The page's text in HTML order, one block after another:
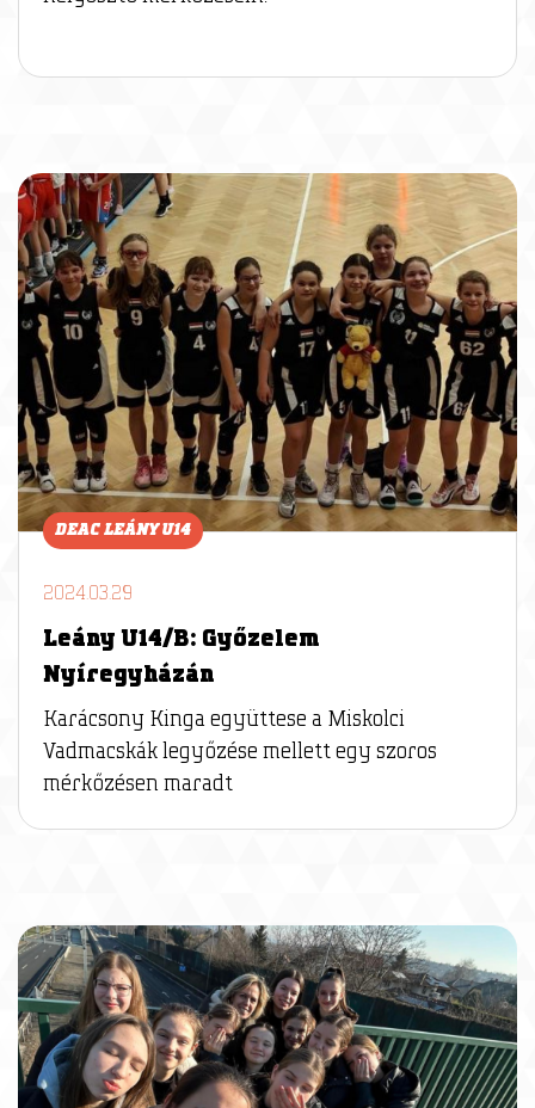
DEAC LEÁNY U14
2024.03.29
Leány U14/B: Győzelem
Nyíregyházán
Karácsony Kinga együttese a Miskolci
Vadmacskák legyőzése mellett egy szoros
mérkőzésen maradt